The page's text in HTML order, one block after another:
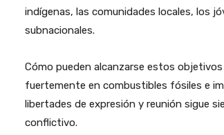
indígenas, las comunidades locales, los
subnacionales.
Cómo pueden alcanzarse estos
fuertemente en combustibles fósiles e
libertades de expresión y reunión sigue
conflictivo.